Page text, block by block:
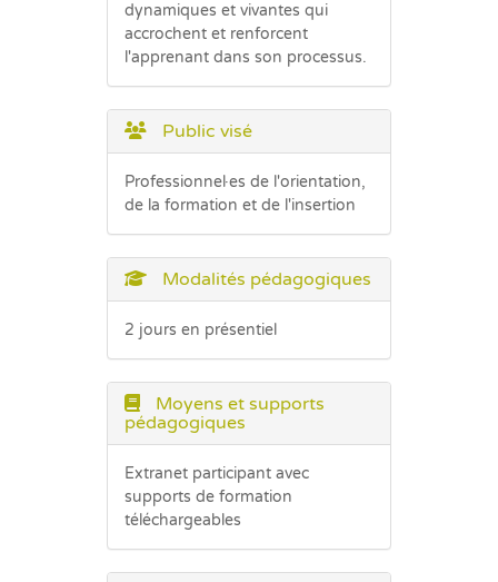
dynamiques et vivantes qui
accrochent et renforcent
l'apprenant dans son processus.
Public visé
Professionnel·es de l'orientation,
de la formation et de l'insertion
Modalités pédagogiques
2 jours en présentiel
Moyens et supports
pédagogiques
Extranet participant avec
supports de formation
téléchargeables